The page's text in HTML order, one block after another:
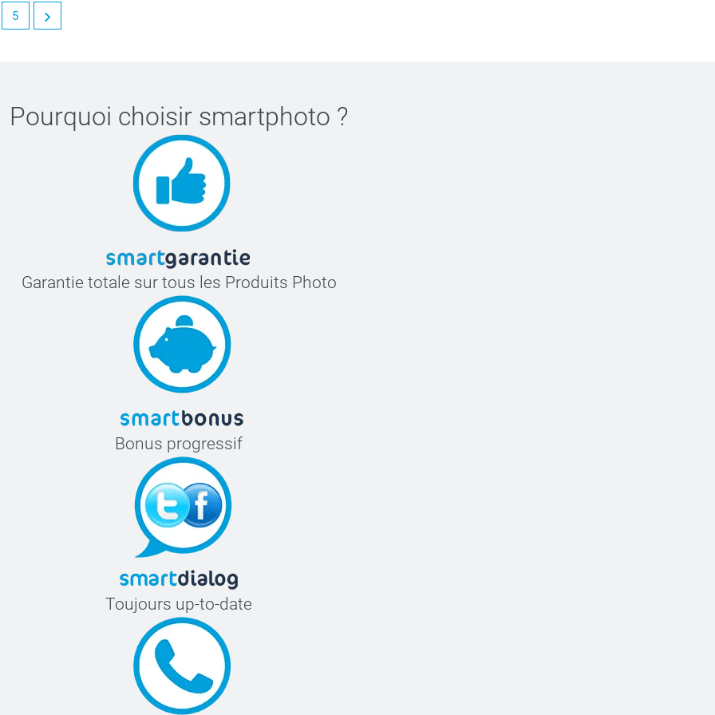
5
Pourquoi choisir smartphoto ?
Garantie totale sur tous les Produits Photo
Bonus progressif
Toujours up-to-date